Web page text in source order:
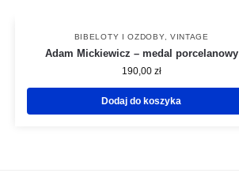
BIBELOTY I OZDOBY, VINTAGE
Adam Mickiewicz – medal porcelanowy
190,00 zł
Dodaj do koszyka